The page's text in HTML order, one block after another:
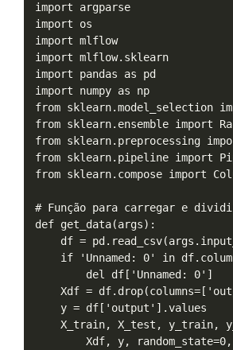
import argparse
import os
import mlflow
import mlflow.sklearn
import pandas as pd
import numpy as np
from sklearn.model_selection
from sklearn.ensemble import
from sklearn.preprocessing
from sklearn.pipeline import
from sklearn.compose import
# Função para carregar e
def get_data(args):
df =
if 'Unnamed: 0' in
        del df['Unnamed: 0']
Xdf =
    y = df['output'].values
X_train, X_test, y_train,
Xdf, y,